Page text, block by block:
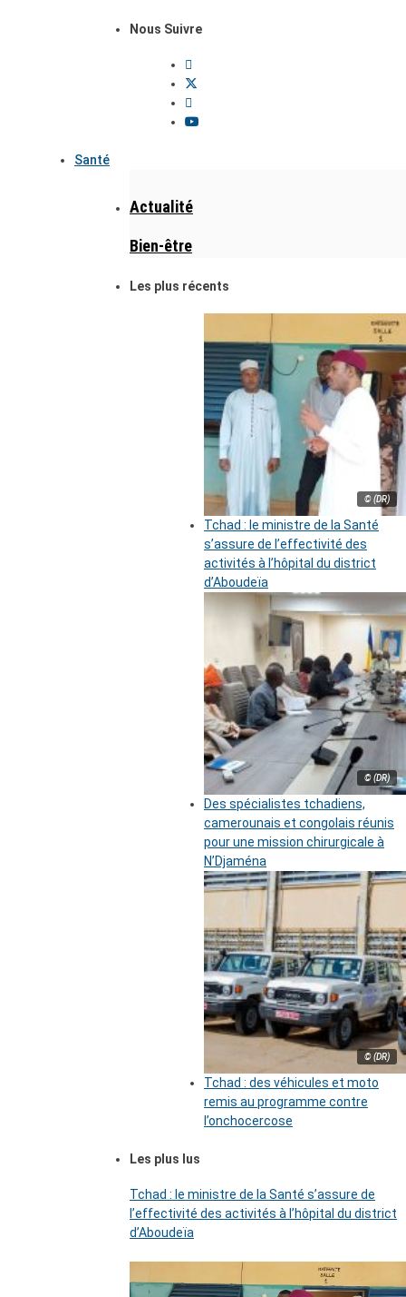
Nous Suivre
Santé
Actualité
Bien-être
Les plus récents
© (DR)
Tchad : le ministre de la Santé
s’assure de l’effectivité des
activités à l’hôpital du district
d’Aboudeïa
© (DR)
Des spécialistes tchadiens,
camerounais et congolais réunis
pour une mission chirurgicale à
N’Djaména
© (DR)
Tchad : des véhicules et moto
remis au programme contre
l’onchocercose
Les plus lus
Tchad : le ministre de la Santé s’assure de
l’effectivité des activités à l’hôpital du district
d’Aboudeïa